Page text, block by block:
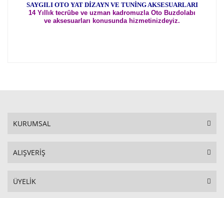
SAYGILI OTO YAT DİZAYN VE TUNİNG AKSESUARLARI
14 Yıllık tecrübe ve uzman kadromuzla Oto Buzdolabı
ve aksesuarları konusunda hizmetinizdeyiz.
KURUMSAL
ALIŞVERİŞ
ÜYELİK